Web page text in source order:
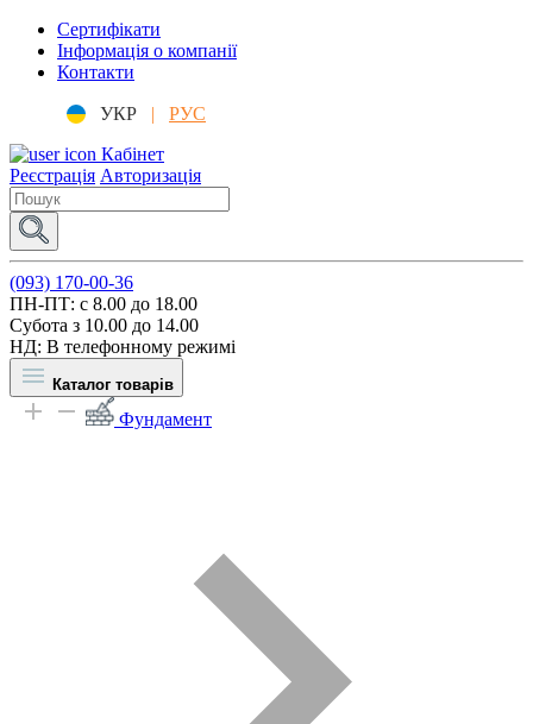
Сертифікати
Інформація о компанії
Контакти
УКР |
РУС
Кабінет
Реєстрація Авторизація
(093) 170-00-36
ПН-ПТ: c 8.00 до 18.00
Субота з 10.00 до 14.00
НД: В телефонному режимі
Каталог товарів
Фундамент